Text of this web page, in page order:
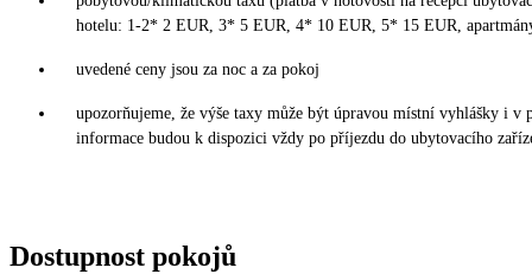
hotelu: 1-2* 2 EUR, 3* 5 EUR, 4* 10 EUR, 5* 15 EUR,
uvedené ceny jsou za noc a za pokoj
upozorňujeme, že výše taxy může být úpravou místní vyhlášky i v
informace budou k dispozici vždy po příjezdu do ubytovacího
Dostupnost pokojů